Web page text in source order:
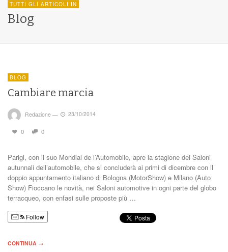
AutoCapital di febbraio è in edicola!
TUTTI GLI ARTICOLI IN
Blog
BLOG
Cambiare marcia
Redazione — 23/10/2014
0 0
Parigi, con il suo Mondial de l’Automobile, apre la stagione dei Saloni
autunnali dell’automobile, che si concluderà ai primi di dicembre con il
doppio appuntamento italiano di Bologna (MotorShow) e Milano (Auto
Show) Fioccano le novità, nei Saloni automotive in ogni parte del globo
terracqueo, con enfasi sulle proposte più …
Follow
CONTINUA →